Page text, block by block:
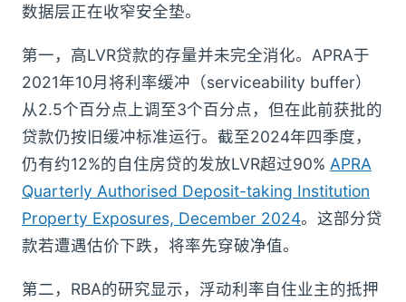
数据层正在收窄安全垫。
第一，高LVR贷款的存量并未完全消化。APRA于
2021年10月将利率缓冲（serviceability buffer）
从2.5个百分点上调至3个百分点，但在此前获批的
贷款仍按旧缓冲标准运行。截至2024年四季度，
仍有约12%的自住房贷的发放LVR超过90% APRA
Quarterly Authorised Deposit-taking Institution
Property Exposures, December 2024。这部分贷
款若遭遇估价下跌，将率先穿破净值。
第二，RBA的研究显示，浮动利率自住业主的抵押